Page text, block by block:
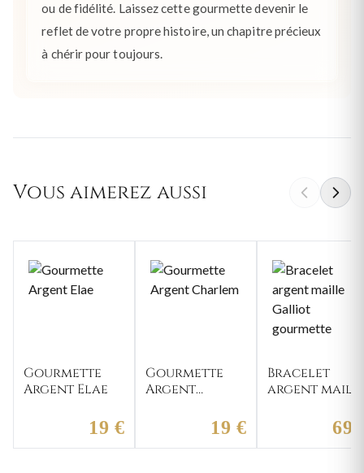
ou de fidélité. Laissez cette gourmette devenir le
reflet de votre propre histoire, un chapitre précieux
à chérir pour toujours.
Vous aimerez aussi
Gourmette
Argent Elae
19 €
Gourmette
Argent
19 €
Bracelet
argent
gourmette
69